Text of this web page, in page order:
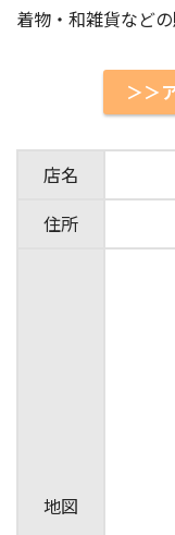
着物・和雑貨など
＞＞
店名
住所
地図